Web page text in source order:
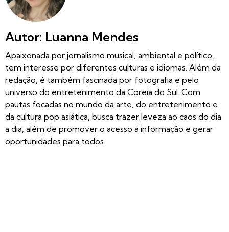
Autor: Luanna Mendes
Apaixonada por jornalismo musical, ambiental e político,
tem interesse por diferentes culturas e idiomas. Além da
redação, é também fascinada por fotografia e pelo
universo do entretenimento da Coreia do Sul. Com
pautas focadas no mundo da arte, do entretenimento e
da cultura pop asiática, busca trazer leveza ao caos do dia
a dia, além de promover o acesso à informação e gerar
oportunidades para todos.